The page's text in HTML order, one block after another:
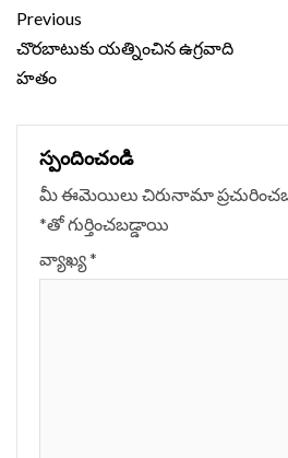
Continue
Reading
Previous
చొరబాటుకు యత్నించిన ఉగ్రవాది
హతం
స్పందించండి
మీ ఈమెయిలు చిరునామా
*‌తో గుర్తించబడ్డాయి
వ్యాఖ్య*